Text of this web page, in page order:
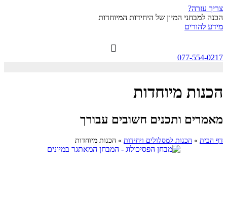
צריך עזרה?
הכנה למבחני המיון של היחידות המיוחדות
מידע להורים
077-554-0217
הכנות מיוחדות
מאמרים ותכנים חשובים עבורך
דף הבית » הכנות למסלולים ויחידות » הכנות מיוחדות